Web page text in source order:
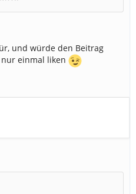
und würde den Beitrag
einmal liken